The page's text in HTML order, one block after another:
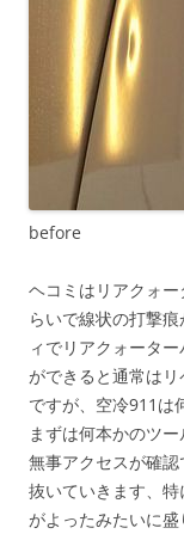
before
ヘコミはリアクォ
らいで線状の打撃
ィでリアクォータ
ができると通常は
ですが、空冷911は
まずは何本かのツ
無事アクセスが確
抜いていきます、
がよったみたいに